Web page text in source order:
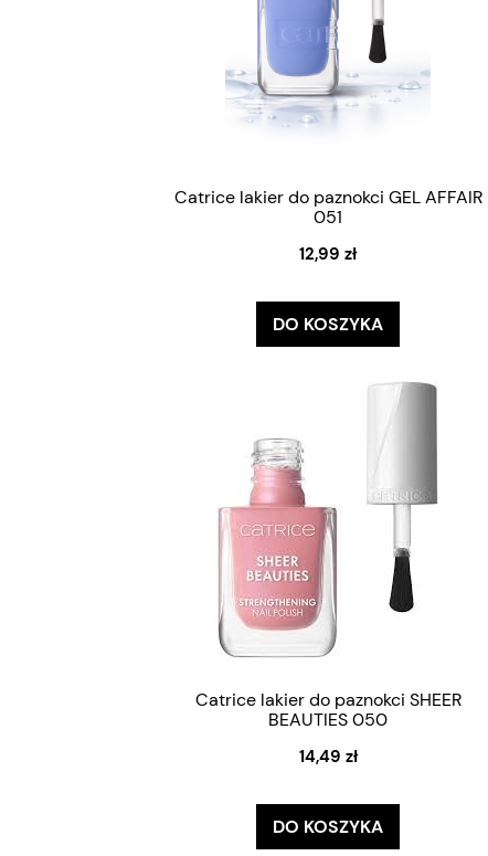
Catrice lakier do paznokci GEL AFFAIR
051
12,99 zł
DO KOSZYKA
Catrice lakier do paznokci SHEER
BEAUTIES 050
14,49 zł
DO KOSZYKA